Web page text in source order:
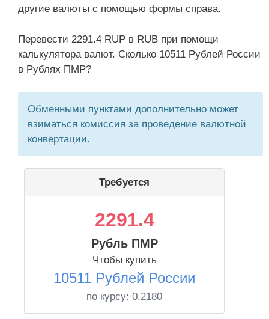
другие валюты с помощью формы справа.
Перевести 2291.4 RUP в RUB при помощи
калькулятора валют. Сколько 10511 Рублей России
в Рублях ПМР?
Обменными пунктами дополнительно может
взиматься комиссия за проведение валютной
конвертации.
Требуется
2291.4
Рубль ПМР
Чтобы купить
10511 Рублей России
по курсу: 0.2180